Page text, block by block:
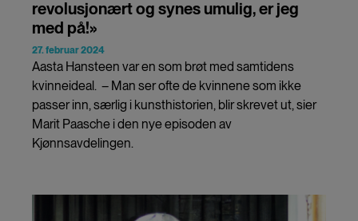
revolusjonært og synes umulig, er jeg
med på!»
27. februar 2024
Aasta Hansteen var en som brøt med samtidens
kvinneideal. – Man ser ofte de kvinnene som ikke
passer inn, særlig i kunsthistorien, blir skrevet ut, sier
Marit Paasche i den nye episoden av
Kjønnsavdelingen.